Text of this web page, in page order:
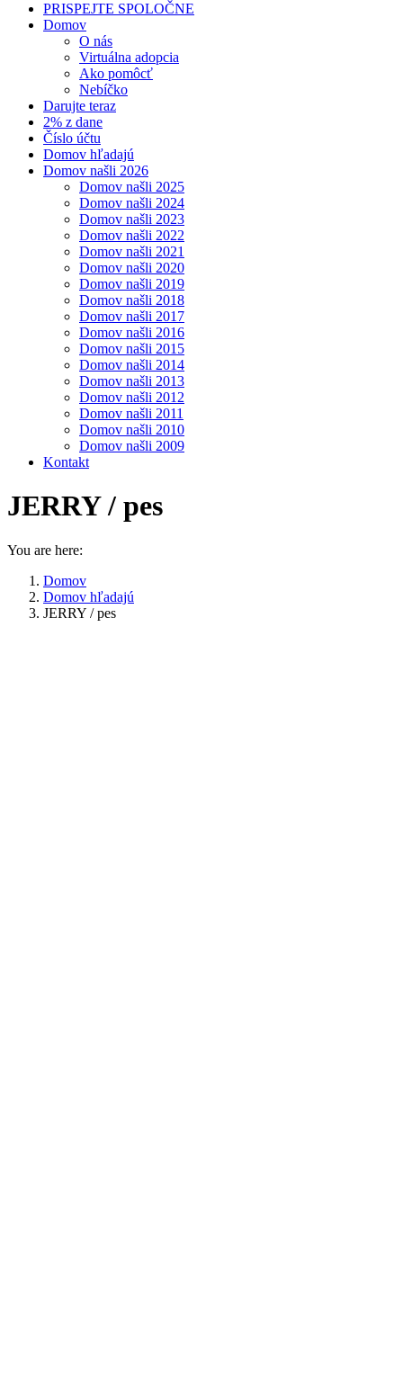
PRISPEJTE SPOLOČNE
Domov
O nás
Virtuálna adopcia
Ako pomôcť
Nebíčko
Darujte teraz
2% z dane
Číslo účtu
Domov hľadajú
Domov našli 2026
Domov našli 2025
Domov našli 2024
Domov našli 2023
Domov našli 2022
Domov našli 2021
Domov našli 2020
Domov našli 2019
Domov našli 2018
Domov našli 2017
Domov našli 2016
Domov našli 2015
Domov našli 2014
Domov našli 2013
Domov našli 2012
Domov našli 2011
Domov našli 2010
Domov našli 2009
Kontakt
JERRY / pes
You are here:
Domov
Domov hľadajú
JERRY / pes